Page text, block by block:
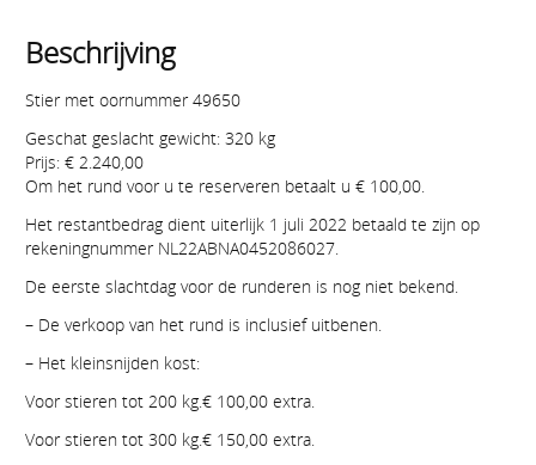
Beschrijving
Stier met oornummer 49650
Geschat geslacht gewicht: 320 kg
Prijs: € 2.240,00
Om het rund voor u te reserveren betaalt u € 100,00.
Het restantbedrag dient uiterlijk 1 juli 2022 betaald te zijn op
rekeningnummer NL22ABNA0452086027.
De eerste slachtdag voor de runderen is nog niet bekend.
– De verkoop van het rund is inclusief uitbenen.
– Het kleinsnijden kost:
Voor stieren tot 200 kg.€ 100,00 extra.
Voor stieren tot 300 kg.€ 150,00 extra.